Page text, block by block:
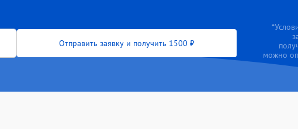
Отправить заявку и получить 1500 ₽
можно